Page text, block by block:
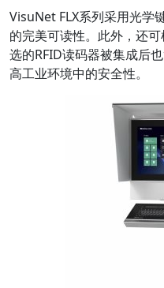
VisuNet FLX系列采用光学
的完美可读性。此外，还
选的RFID读码器被集成后
高工业环境中的安全性。